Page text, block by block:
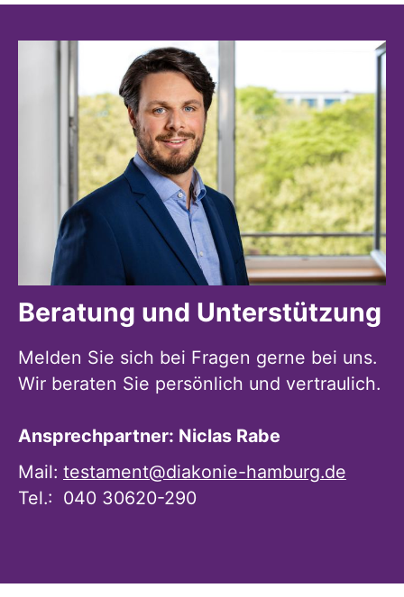
Beratung und Unterstützung
Melden Sie sich bei Fragen gerne bei uns.
Wir beraten Sie persönlich und vertraulich.
Ansprechpartner: Niclas Rabe
Mail: testament@diakonie-hamburg.de
Tel.: 040 30620-290